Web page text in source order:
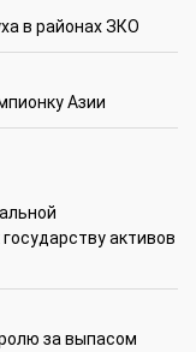
в районах ЗКО
Азии
активов
за выпасом